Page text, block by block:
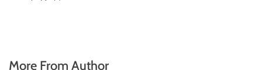
More From Author